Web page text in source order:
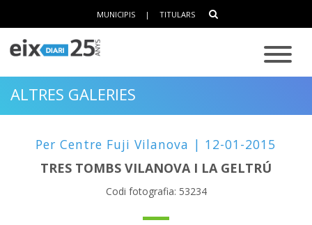
MUNICIPIS | TITULARS
ALTRES GALERIES
Per Centre Fuji Vilanova | 12-01-2015
TRES TOMBS VILANOVA I LA GELTRÚ
Codi fotografia: 53234